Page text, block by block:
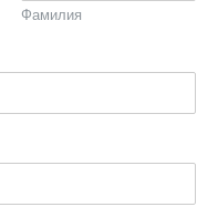
Фамилия